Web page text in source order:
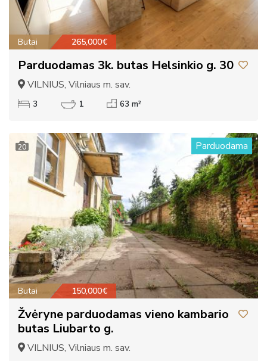
Butai 265,000€
Parduodamas 3k. butas Helsinkio g. 30
VILNIUS, Vilniaus m. sav.
3 1 63 m²
20 Parduodama
Butai 150,000€
Žvėryne parduodamas vieno kambario
butas Liubarto g.
VILNIUS, Vilniaus m. sav.